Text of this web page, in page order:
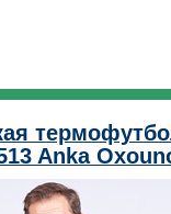
Anka